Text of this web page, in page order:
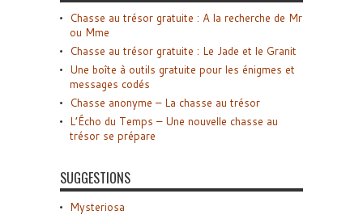
Chasse au trésor gratuite : A la recherche de Mr
ou Mme
Chasse au trésor gratuite : Le Jade et le Granit
Une boîte à outils gratuite pour les énigmes et
messages codés
Chasse anonyme – La chasse au trésor
L’Écho du Temps – Une nouvelle chasse au
trésor se prépare
SUGGESTIONS
Mysteriosa